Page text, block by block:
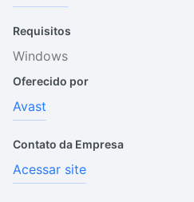
Requisitos
Windows
Oferecido por
Avast
Contato da Empresa
Acessar site